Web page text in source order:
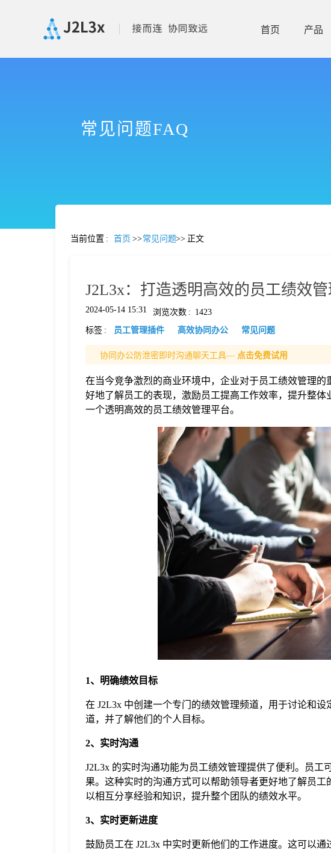
首页 产品
常见问题FAQ
当前位置 : 首页 >>常见问题>> 正文
J2L3x：打造透明高效的员工绩效
2024-05-14 15:31 浏览次数 : 1423
标签 : 员工管理插件 高效协同办公 常见问题
协同办公防泄密即时沟通聊天工具— 点击免费试用
在当今竞争激烈的商业环境中，企业对于员工绩效管理
好地了解员工的表现，激励员工提高工作效率，提升整
一个透明高效的员工绩效管理平台。
1、明确绩效目标
在 J2L3x 中创建一个专门的绩效管理频道，用于讨论和
道，并了解他们的个人目标。
2、实时沟通
J2L3x 的实时沟通功能为员工绩效管理提供了便利。员
果。这种实时的沟通方式可以帮助领导者更好地了解员
以相互分享经验和知识，提升整个团队的绩效水平。
3、实时更新进度
鼓励员工在 J2L3x 中实时更新他们的工作进度。这可以